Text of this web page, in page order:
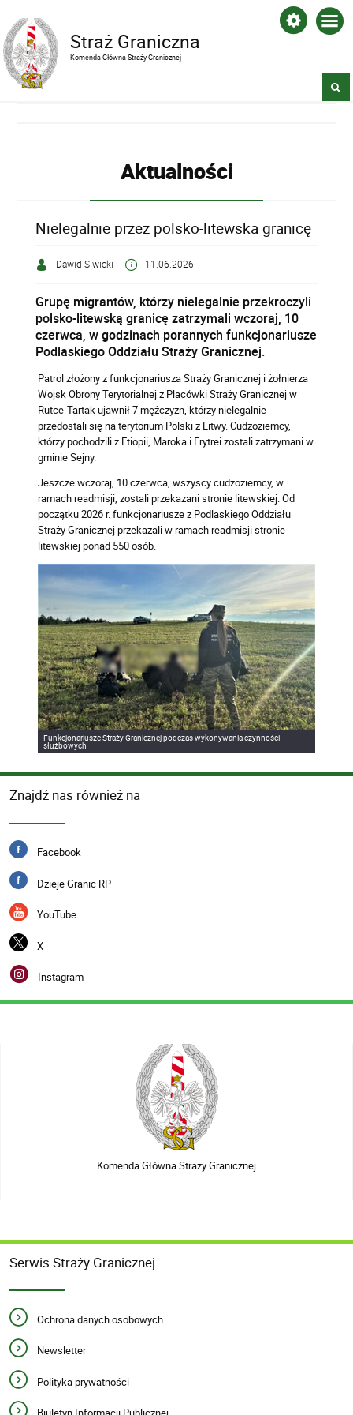
Straż Graniczna
Komenda Główna Straży Granicznej
Aktualności
Nielegalnie przez polsko-litewska granicę
Dawid Siwicki 11.06.2026
Grupę migrantów, którzy nielegalnie przekroczyli
polsko-litewską granicę zatrzymali wczoraj, 10
czerwca, w godzinach porannych funkcjonariusze
Podlaskiego Oddziału Straży Granicznej.
Patrol złożony z funkcjonariusza Straży Granicznej i żołnierza
Wojsk Obrony Terytorialnej z Placówki Straży Granicznej w
Rutce-Tartak ujawnił 7 mężczyzn, którzy nielegalnie
przedostali się na terytorium Polski z Litwy. Cudzoziemcy,
którzy pochodzili z Etiopii, Maroka i Erytrei zostali zatrzymani w
gminie Sejny.
Jeszcze wczoraj, 10 czerwca, wszyscy cudzoziemcy, w
ramach readmisji, zostali przekazani stronie litewskiej. Od
początku 2026 r. funkcjonariusze z Podlaskiego Oddziału
Straży Granicznej przekazali w ramach readmisji stronie
litewskiej ponad 550 osób.
Funkcjonariusze Straży Granicznej podczas wykonywania czynności
służbowych
Znajdź nas również na
Facebook
Dzieje Granic RP
YouTube
X
Instagram
Komenda Główna Straży Granicznej
Serwis Straży Granicznej
Ochrona danych osobowych
Newsletter
Polityka prywatności